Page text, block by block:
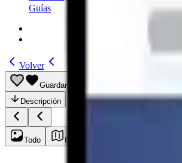
Guías
Volver
Guardar
Descripción
Todo Plan